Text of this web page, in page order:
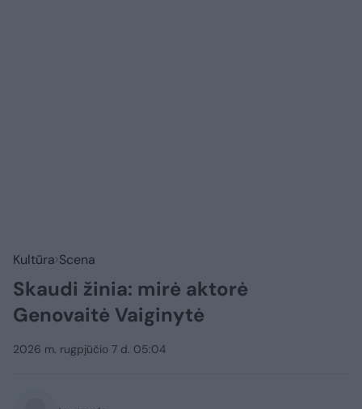
Kultūra Scena
Skaudi žinia: mirė aktorė
Genovaitė Vaiginytė
2026 m. rugpjūčio 7 d. 05:04